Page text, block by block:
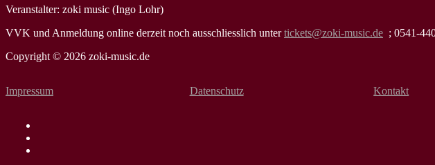
Veranstalter: zoki music (Ingo Lohr)
VVK und Anmeldung online derzeit noch ausschliesslich untertickets@zoki-music.de ; 0541-
Copyright © 2026 zoki-music.de
Impressum Datenschutz Kontakt